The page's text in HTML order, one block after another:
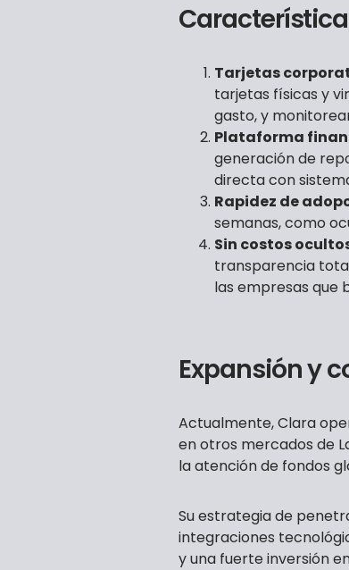
Tarjetas
tarjetas físicas y
gasto, y
Plataforma
generación de
directa con
Rapidez de
semanas, como
Sin costos
transparencia
las empresas que
Expansión y
Actualmente, Clara
en otros mercados de
la atención de fondos
Su estrategia de
integraciones
y una fuerte inversión